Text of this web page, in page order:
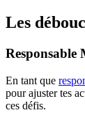
Les
En tant que
pour ajuster tes
ces défis.